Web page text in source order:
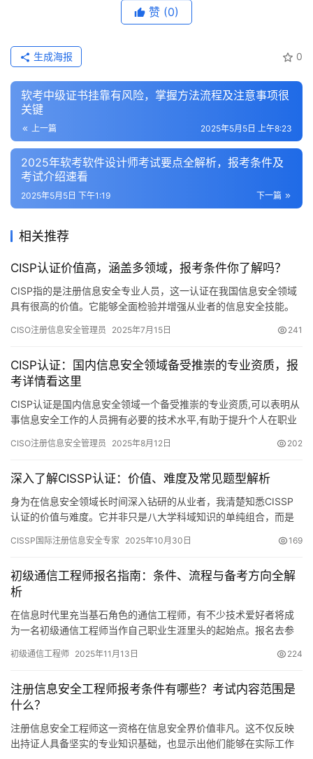
赞 (0)
0
生成海报
软考中级证书挂靠有风险，掌握方法流程及注意事项很
关键
上一篇 2025年5月5日 上午8:23
2025年软考软件设计师考试要点全解析，报考条件及
考试介绍速看
下一篇
2025年5月5日 下午1:19
相关推荐
CISP认证价值高，涵盖多领域，报考条件你了解吗？
CISP指的是注册信息安全专业人员，这一认证在我国信息安全领域
具有很高的价值。它能够全面检验并增强从业者的信息安全技能。
CISO注册信息安全管理员 2025年7月15日 241
CISP认证：国内信息安全领域备受推崇的专业资质，报
考详情看这里
CISP认证是国内信息安全领域一个备受推崇的专业资质,可以表明从
事信息安全工作的人员拥有必要的技术水平,有助于提升个人在职业
CISO注册信息安全管理员 2025年8月12日 202
深入了解CISSP认证：价值、难度及常见题型解析
身为在信息安全领域长时间深入钻研的从业者，我清楚知悉CISSP
认证的价值与难度。它并非只是八大学科域知识的单纯组合，而是
CISSP国际注册信息安全专家 2025年10月30日 169
初级通信工程师报名指南：条件、流程与备考方向全解
析
在信息时代里充当基石角色的通信工程师，有不少技术爱好者将成
为一名初级通信工程师当作自己职业生涯里头的起始点。报名去参
初级通信工程师 2025年11月13日 224
注册信息安全工程师报考条件有哪些？考试内容范围是
什么？
注册信息安全工程师这一资格在信息安全界价值非凡。这不仅反映
出持证人具备坚实的专业知识基础，也显示出他们能够在实际工作